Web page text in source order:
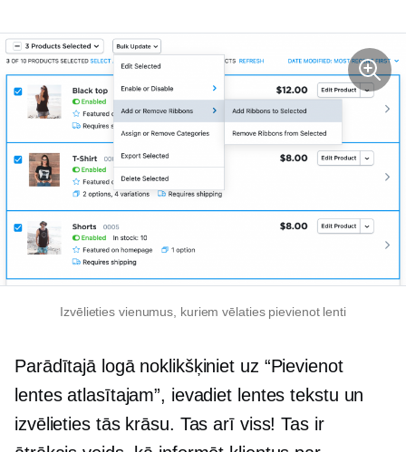
Izvēlieties vienumus, kuriem vēlaties pievienot lenti
Parādītajā logā noklikšķiniet uz “Pievienot
lentes atlasītajam”, ievadiet lentes tekstu un
izvēlieties tās krāsu. Tas arī viss! Tas ir